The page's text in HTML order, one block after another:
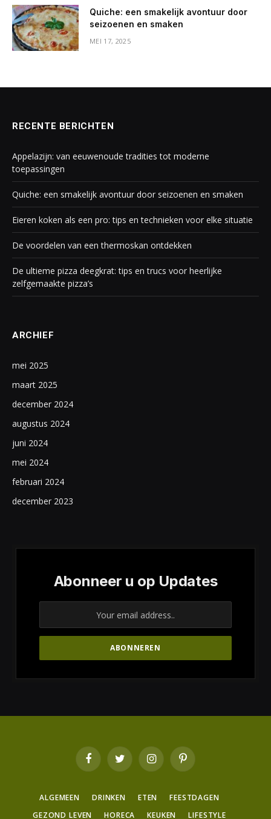
Quiche: een smakelijk avontuur door
seizoenen en smaken
MEI 17, 2025
RECENTE BERICHTEN
Appelazijn: van eeuwenoude tradities tot moderne
toepassingen
Quiche: een smakelijk avontuur door seizoenen en smaken
Eieren koken als een pro: tips en technieken voor elke situatie
De voordelen van een thermoskan ontdekken
De ultieme pizza deegkrat: tips en trucs voor heerlijke
zelfgemaakte pizza’s
ARCHIEF
mei 2025
maart 2025
december 2024
augustus 2024
juni 2024
mei 2024
februari 2024
december 2023
Abonneer u op Updates
FacebookTwitter InstagramPinterest
ALGEMEEN DRINKEN ETEN
FEESTDAGEN
GEZOND LEVEN
HORECA KEUKEN LIFESTYLE